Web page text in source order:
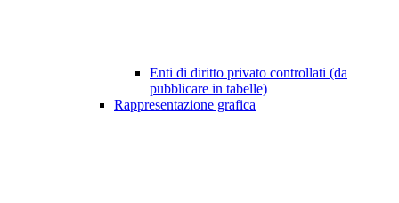
Enti di diritto privato controllati (da
pubblicare in tabelle)
Rappresentazione grafica